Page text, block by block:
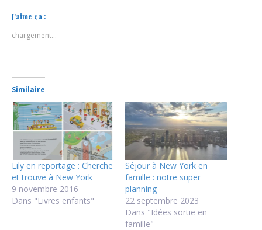
J’aime ça :
chargement…
Similaire
Lily en reportage : Cherche
et trouve à New York
9 novembre 2016
Dans "Livres enfants"
Séjour à New York en
famille : notre super
planning
22 septembre 2023
Dans "Idées sortie en
famille"